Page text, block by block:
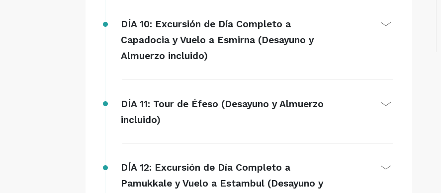
DÍA 10: Excursión de Día Completo a
Capadocia y Vuelo a Esmirna (Desayuno y
Almuerzo incluido)
DÍA 11: Tour de Éfeso (Desayuno y Almuerzo
incluido)
DÍA 12: Excursión de Día Completo a
Pamukkale y Vuelo a Estambul (Desayuno y